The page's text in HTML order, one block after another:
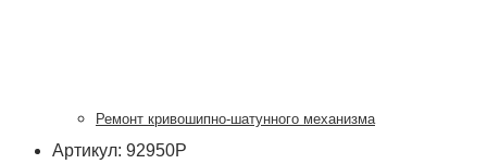
Ремонт кривошипно-шатунного механизма
Артикул: 92950Р